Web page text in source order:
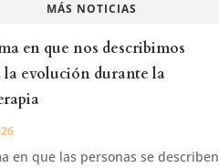
MÁS NOTICIAS
en que nos describimos
la evolución durante la
en que las personas se describen